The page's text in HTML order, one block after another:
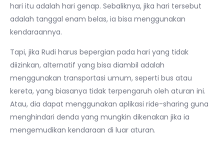
hari itu adalah hari genap. Sebaliknya, jika hari tersebut
adalah tanggal enam belas, ia bisa menggunakan
kendaraannya.
Tapi, jika Rudi harus bepergian pada hari yang tidak
diizinkan, alternatif yang bisa diambil adalah
menggunakan transportasi umum, seperti bus atau
kereta, yang biasanya tidak terpengaruh oleh aturan ini.
Atau, dia dapat menggunakan aplikasi ride-sharing guna
menghindari denda yang mungkin dikenakan jika ia
mengemudikan kendaraan di luar aturan.